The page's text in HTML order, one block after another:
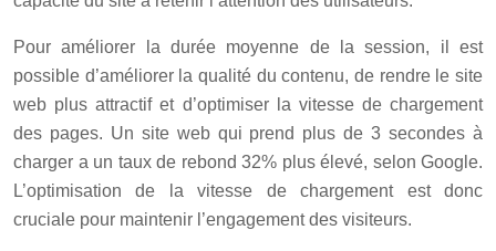
Pour améliorer la durée moyenne de la session, il est
possible d’améliorer la qualité du contenu, de rendre le site
web plus attractif et d’optimiser la vitesse de chargement
des pages. Un site web qui prend plus de 3 secondes à
charger a un taux de rebond 32% plus élevé, selon Google.
L’optimisation de la vitesse de chargement est donc
cruciale pour maintenir l’engagement des visiteurs.